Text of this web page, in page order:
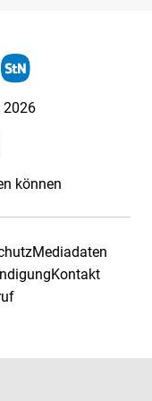
2026
können
Mediadaten
Kontakt